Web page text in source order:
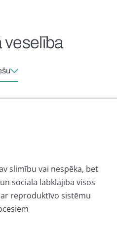
veselība
slimību vai nespēka, bet
sociāla labklājība visos
reproduktīvo sistēmu